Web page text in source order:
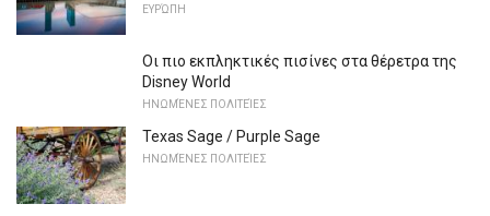
ΕΥΡΏΠΗ
Οι πιο εκπληκτικές πισίνες στα θέρετρα της
Disney World
ΗΝΩΜΈΝΕΣ ΠΟΛΙΤΕΊΕΣ
Texas Sage / Purple Sage
ΗΝΩΜΈΝΕΣ ΠΟΛΙΤΕΊΕΣ